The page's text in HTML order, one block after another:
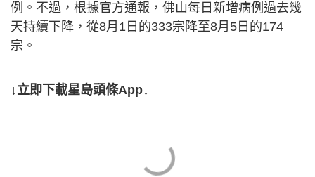
例。不過，根據官方通報，佛山每日新增病例過去幾
天持續下降，從8月1日的333宗降至8月5日的174
宗。
↓立即下載星島頭條App↓